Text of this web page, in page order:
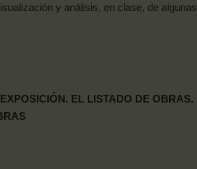
y análisis, en clase, de
EXPOSICIÓN. EL LISTADO DE OBRAS.